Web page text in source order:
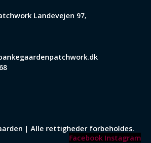
Landevejen 97,
| Alle rettigheder forbeholdes.
Facebook Instagram